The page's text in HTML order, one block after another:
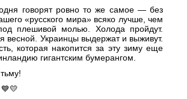
говорят ровно то же самое — без
«русского мира» всяко лучше, чем
плешивой молью. Холода пройдут.
весной. Украинцы выдержат и выживут.
которая накопится за эту зиму еще
гигантским бумерангом.